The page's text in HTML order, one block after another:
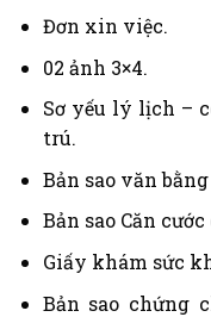
Đơn xin việc.
02 ảnh 3×4.
Sơ yếu lý lịch –
trú.
Bản sao văn
Bản sao Căn
Giấy khám sức
Bản sao chứng